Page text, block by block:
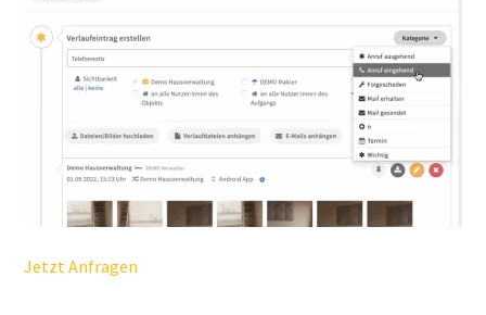
Jetzt Anfragen